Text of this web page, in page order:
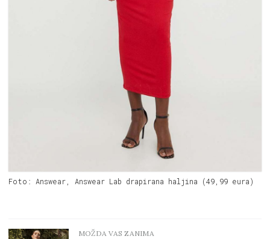
Foto: Answear, Answear Lab drapirana haljina (49,99 eura)
MOŽDA VAS ZANIMA